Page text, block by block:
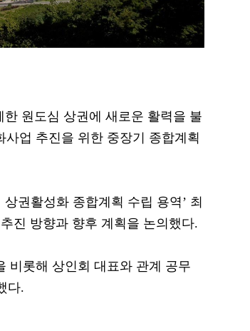
원도심 상권에 새로운 활력을 불
업 추진을 위한 중장기 종합계획
권활성화 종합계획 수립 용역’ 최
진 방향과 향후 계획을 논의했다.
비롯해 상인회 대표와 관계 공무
다.